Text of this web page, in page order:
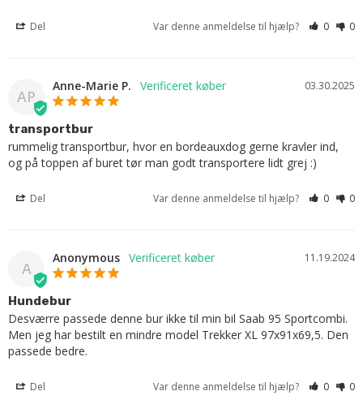
Del Var denne anmeldelse til hjælp? 0 0
AP
03.30.2025
Anne-Marie P.
transportbur
rummelig transportbur, hvor en bordeauxdog gerne kravler ind,
og på toppen af buret tør man godt transportere lidt grej :)
Del Var denne anmeldelse til hjælp? 0 0
A
11.19.2024
Anonymous
Hundebur
Desværre passede denne bur ikke til min bil Saab 95 Sportcombi.
Men jeg har bestilt en mindre model Trekker XL 97x91x69,5. Den
passede bedre.
Del Var denne anmeldelse til hjælp? 0 0